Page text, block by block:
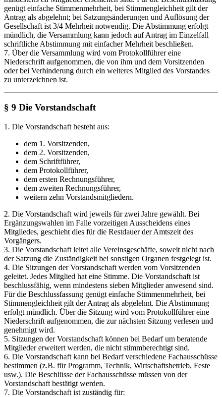
genügt einfache Stimmenmehrheit, bei Stimmengleichheit gilt der
Antrag als abgelehnt; bei Satzungsänderungen und Auflösung der
Gesellschaft ist 3/4 Mehrheit notwendig. Die Abstimmung erfolgt
mündlich, die Versammlung kann jedoch auf Antrag im Einzelfall
schriftliche Abstimmung mit einfacher Mehrheit beschließen.
7. Über die Versammlung wird vom Protokollführer eine
Niederschrift aufgenommen, die von ihm und dem Vorsitzenden
oder bei Verhinderung durch ein weiteres Mitglied des Vorstandes
zu unterzeichnen ist.
§ 9 Die Vorstandschaft
1. Die Vorstandschaft besteht aus:
dem 1. Vorsitzenden,
dem 2. Vorsitzenden,
dem Schriftführer,
dem Protokollführer,
dem ersten Rechnungsführer,
dem zweiten Rechnungsführer,
weitern zehn Vorstandsmitgliedern.
2. Die Vorstandschaft wird jeweils für zwei Jahre gewählt. Bei
Ergänzungswahlen im Falle vorzeitigen Ausscheidens eines
Mitgliedes, geschieht dies für die Restdauer der Amtszeit des
Vorgängers.
3. Die Vorstandschaft leitet alle Vereinsgeschäfte, soweit nicht nach
der Satzung die Zuständigkeit bei sonstigen Organen festgelegt ist.
4. Die Sitzungen der Vorstandschaft werden vom Vorsitzenden
geleitet. Jedes Mitglied hat eine Stimme. Die Vorstandschaft ist
beschlussfähig, wenn mindestens sieben Mitglieder anwesend sind.
Für die Beschlussfassung genügt einfache Stimmenmehrheit, bei
Stimmengleichheit gilt der Antrag als abgelehnt. Die Abstimmung
erfolgt mündlich. Über die Sitzung wird vom Protokollführer eine
Niederschrift aufgenommen, die zur nächsten Sitzung verlesen und
genehmigt wird.
5. Sitzungen der Vorstandschaft können bei Bedarf um beratende
Mitglieder erweitert werden, die nicht stimmberechtigt sind.
6. Die Vorstandschaft kann bei Bedarf verschiedene Fachausschüsse
bestimmen (z.B. für Programm, Technik, Wirtschaftsbetrieb, Feste
usw.). Die Beschlüsse der Fachausschüsse müssen von der
Vorstandschaft bestätigt werden.
7. Die Vorstandschaft ist zuständig für: